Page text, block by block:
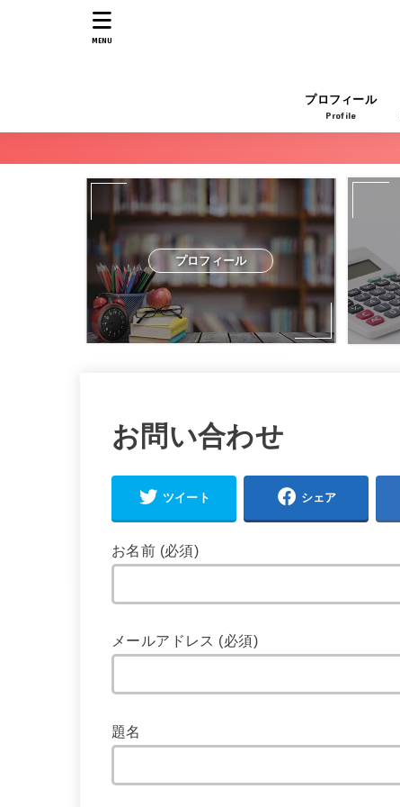
プロフィール
Profile
MENU
プロフィール
お問い合わせ
ツイート シェア
お名前 (必須)
メールアドレス (必須)
題名